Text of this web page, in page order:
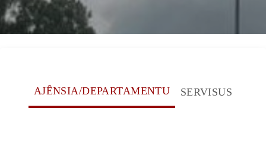
AJÊNSIA/DEPARTAMENTU SERVISUS